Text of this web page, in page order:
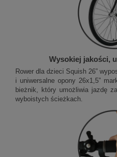
Wysokiej jakości,
Rower dla dzieci Squish 26”
i uniwersalne opony 26x1,5”
bieżnik, który umożliwia jazdę
wyboistych ścieżkach.